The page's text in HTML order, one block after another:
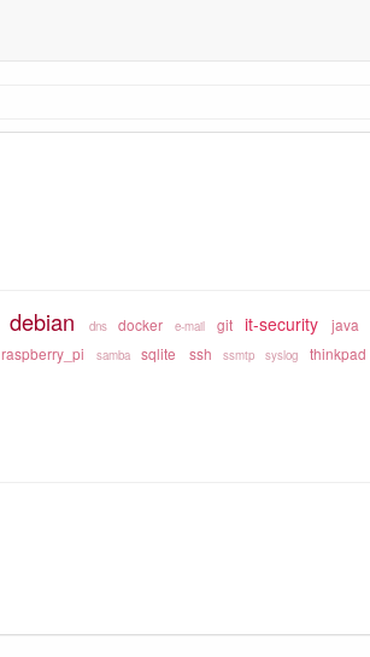
debian dns docker e-mail git it-security java
raspberry_pi samba sqlite ssh ssmtp syslog thinkpad